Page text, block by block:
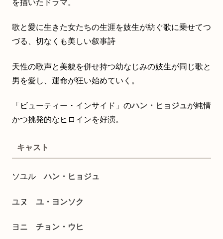
を描いたドラマ。
歌と愛に生きた女たちの生涯を妓生が紡ぐ歌に乗せてつ
づる、切なくも美しい叙事詩
天性の歌声と美貌を併せ持つ幼なじみの妓生が同じ歌と
男を愛し、運命が狂い始めていく。
「ビューティー・インサイド」のハン・ヒョジュが純情
かつ挑発的なヒロインを好演。
キャスト
ソユルハン・ヒョジュ
ユヌ ユ・ヨンソク
ヨニ チョン・ウヒ